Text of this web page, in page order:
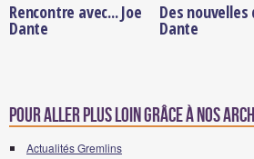
Rencontre avec... Joe
Dante
Des nouvelles
Dante
Pour aller plus loin grâce à nos
Actualités Gremlins